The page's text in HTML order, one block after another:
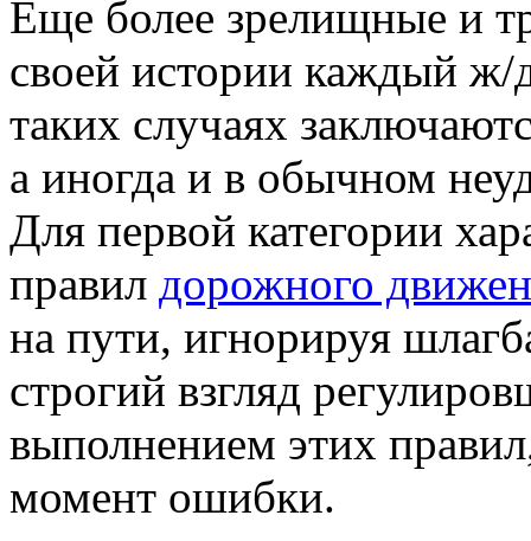
Еще более зрелищные и
своей истории каждый
таких случаях
а иногда и в обычном
Для первой категории
правил дорожного
на пути, игнорируя
строгий взгляд
выполнением этих
момент ошибки.